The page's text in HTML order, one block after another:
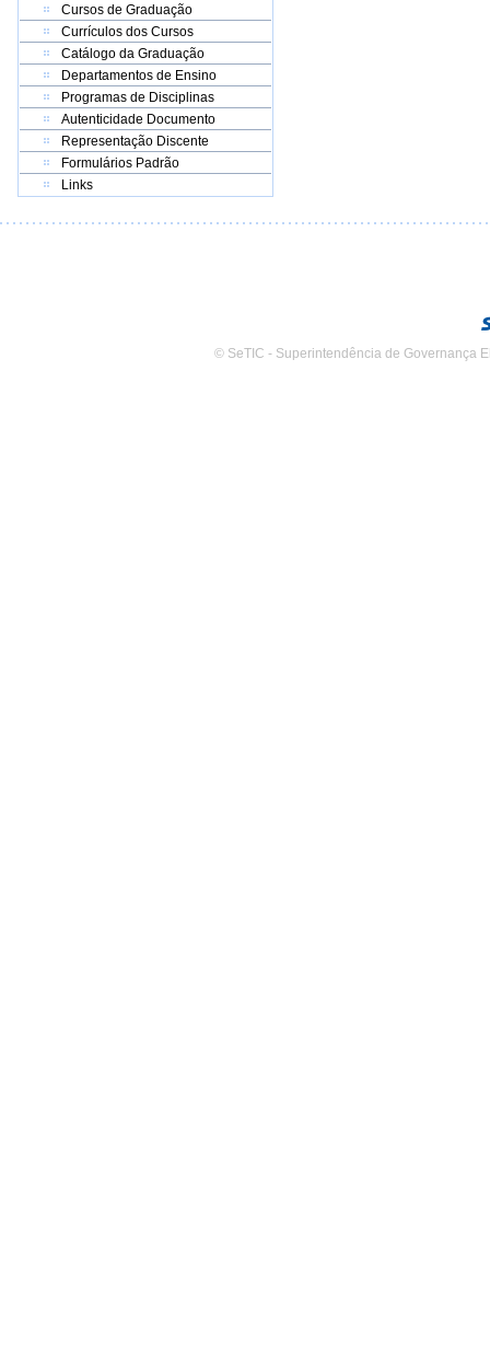
Cursos de Graduação
Currículos dos Cursos
Catálogo da Graduação
Departamentos de Ensino
Programas de Disciplinas
Autenticidade Documento
Representação Discente
Formulários Padrão
Links
© SeTIC - Superintendência de Governança